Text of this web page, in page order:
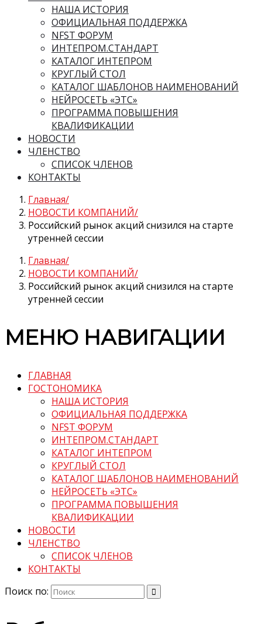
НАША ИСТОРИЯ
ОФИЦИАЛЬНАЯ ПОДДЕРЖКА
NFST ФОРУМ
ИНТЕПРОМ.СТАНДАРТ
КАТАЛОГ ИНТЕПРОМ
КРУГЛЫЙ СТОЛ
КАТАЛОГ ШАБЛОНОВ НАИМЕНОВАНИЙ
НЕЙРОСЕТЬ «ЭТС»
ПРОГРАММА ПОВЫШЕНИЯ
КВАЛИФИКАЦИИ
НОВОСТИ
ЧЛЕНСТВО
СПИСОК ЧЛЕНОВ
КОНТАКТЫ
Главная
НОВОСТИ КОМПАНИЙ
Российский рынок акций снизился на старте
утренней сессии
Главная
НОВОСТИ КОМПАНИЙ
Российский рынок акций снизился на старте
утренней сессии
МЕНЮ НАВИГАЦИИ
ГЛАВНАЯ
ГОСТОНОМИКА
НАША ИСТОРИЯ
ОФИЦИАЛЬНАЯ ПОДДЕРЖКА
NFST ФОРУМ
ИНТЕПРОМ.СТАНДАРТ
КАТАЛОГ ИНТЕПРОМ
КРУГЛЫЙ СТОЛ
КАТАЛОГ ШАБЛОНОВ НАИМЕНОВАНИЙ
НЕЙРОСЕТЬ «ЭТС»
ПРОГРАММА ПОВЫШЕНИЯ
КВАЛИФИКАЦИИ
НОВОСТИ
ЧЛЕНСТВО
СПИСОК ЧЛЕНОВ
КОНТАКТЫ
Поиск по: